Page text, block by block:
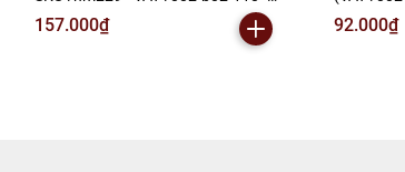
N2-B1-S9
157.000₫ 92.000₫